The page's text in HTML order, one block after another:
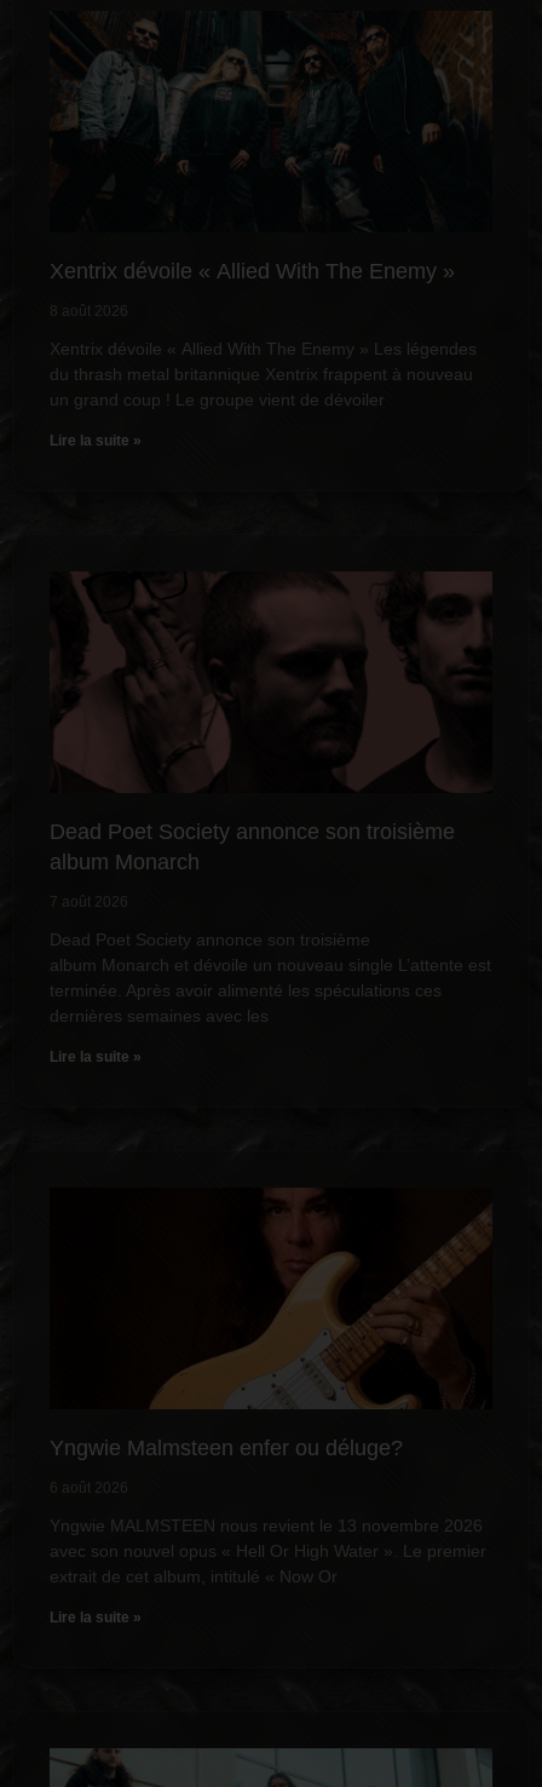
Xentrix dévoile « Allied With The Enemy »
8 août 2026
Xentrix dévoile « Allied With The Enemy » Les légendes
du thrash metal britannique Xentrix frappent à nouveau
un grand coup ! Le groupe vient de dévoiler
Lire la suite »
Dead Poet Society annonce son troisième
album Monarch
7 août 2026
Dead Poet Society annonce son troisième
album Monarch et dévoile un nouveau single L’attente est
terminée. Après avoir alimenté les spéculations ces
dernières semaines avec les
Lire la suite »
Yngwie Malmsteen enfer ou déluge?
6 août 2026
Yngwie MALMSTEEN nous revient le 13 novembre 2026
avec son nouvel opus « Hell Or High Water ». Le premier
extrait de cet album, intitulé « Now Or
Lire la suite »